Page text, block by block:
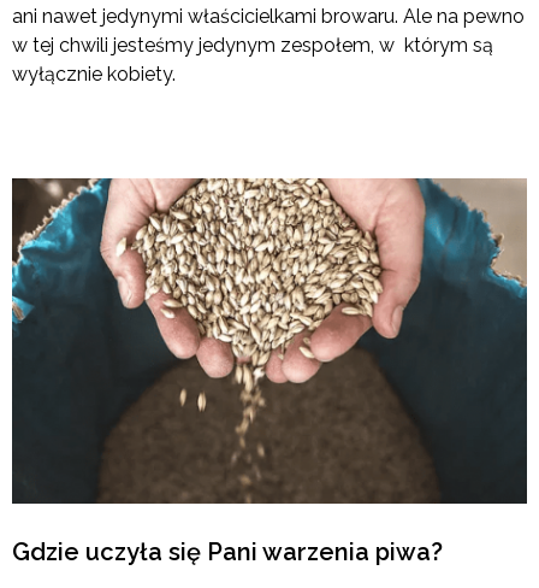
ani nawet jedynymi właścicielkami browaru. Ale na pewno
w tej chwili jesteśmy jedynym zespołem, w którym są
wyłącznie kobiety.
Gdzie uczyła się Pani warzenia piwa?